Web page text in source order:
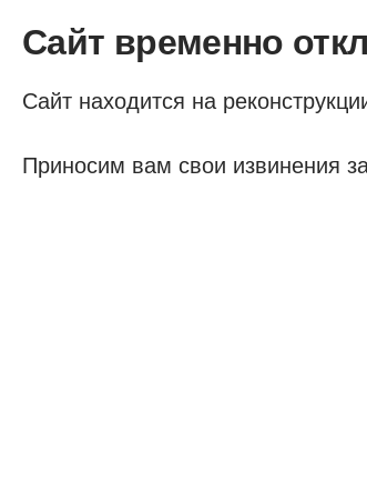
Сайт временно
Сайт находится на
Приносим вам свои извинения